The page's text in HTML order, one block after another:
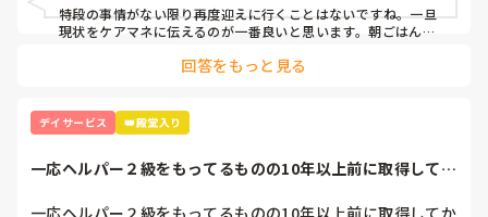
特段の事情がない限り再度迎えに行くことはないですね。一旦
現状をケアマネに伝えるのが一番良いと思います。朝ごはんや
回答をもっと見る
デイサービス 👑殿堂入り
一応ヘルパー２級をもってるものの10年以上前に取得してか
一応ヘルパー２級をもってるものの10年以上前に取得してか